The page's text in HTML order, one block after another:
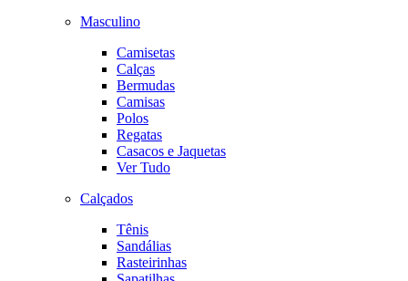
Masculino
Camisetas
Calças
Bermudas
Camisas
Polos
Regatas
Casacos e Jaquetas
Ver Tudo
Calçados
Tênis
Sandálias
Rasteirinhas